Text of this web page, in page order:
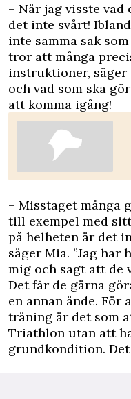
– När jag visste
det inte svårt!
inte samma sak
tror att många
instruktioner, säger
och vad som ska
att komma igång!
– Misstaget många
till exempel med
på helheten är det
säger Mia. ”Jag
mig och sagt att de
Det får de gärna
en annan ände. För
träning är det som
Triathlon utan att
grundkondition.